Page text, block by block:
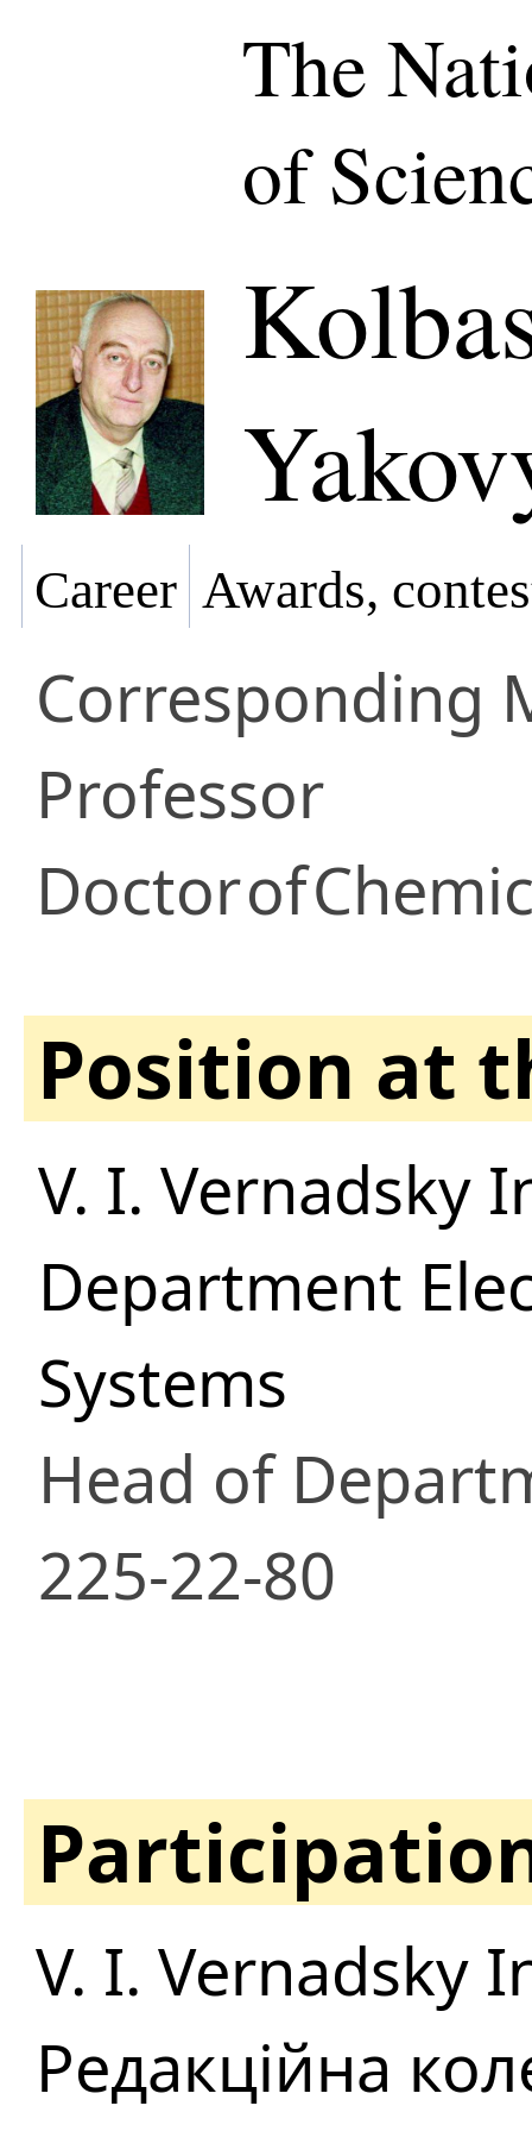
The
of
Career Awards,
Corresponding
Professor
Doctorof
Position at
V. I. Vernadsky
Department
Systems
Head of
225-22-80
V. I. Vernadsky
Редакційна